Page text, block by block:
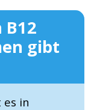
gibt
in